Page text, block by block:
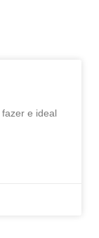
e ideal